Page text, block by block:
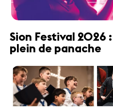
Sion Festival 2026
plein de panache